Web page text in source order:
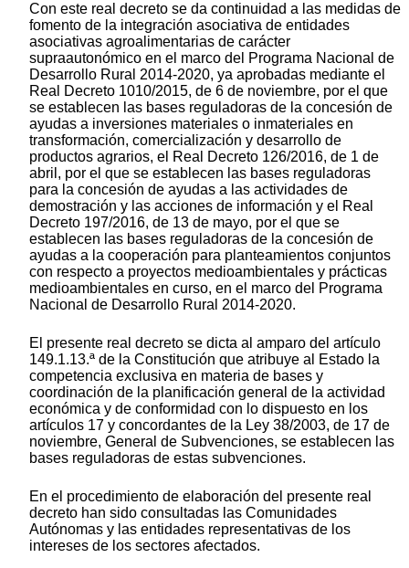
Con este real decreto se da continuidad a las medidas de
fomento de la integración asociativa de entidades
asociativas agroalimentarias de carácter
supraautonómico en el marco del Programa Nacional de
Desarrollo Rural 2014-2020, ya aprobadas mediante el
Real Decreto 1010/2015, de 6 de noviembre, por el que
se establecen las bases reguladoras de la concesión de
ayudas a inversiones materiales o inmateriales en
transformación, comercialización y desarrollo de
productos agrarios, el Real Decreto 126/2016, de 1 de
abril, por el que se establecen las bases reguladoras
para la concesión de ayudas a las actividades de
demostración y las acciones de información y el Real
Decreto 197/2016, de 13 de mayo, por el que se
establecen las bases reguladoras de la concesión de
ayudas a la cooperación para planteamientos conjuntos
con respecto a proyectos medioambientales y prácticas
medioambientales en curso, en el marco del Programa
Nacional de Desarrollo Rural 2014-2020.
El presente real decreto se dicta al amparo del artículo
149.1.13.ª de la Constitución que atribuye al Estado la
competencia exclusiva en materia de bases y
coordinación de la planificación general de la actividad
económica y de conformidad con lo dispuesto en los
artículos 17 y concordantes de la Ley 38/2003, de 17 de
noviembre, General de Subvenciones, se establecen las
bases reguladoras de estas subvenciones.
En el procedimiento de elaboración del presente real
decreto han sido consultadas las Comunidades
Autónomas y las entidades representativas de los
intereses de los sectores afectados.